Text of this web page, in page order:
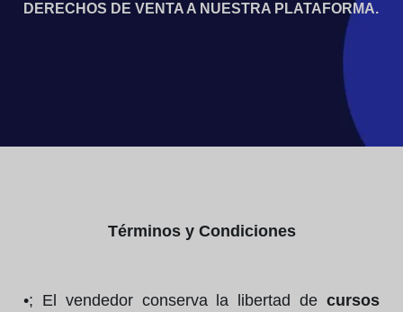
DERECHOS DE VENTA A NUESTRA PLATAFORMA.
Términos y Condiciones
•; El vendedor conserva la libertad de cursos